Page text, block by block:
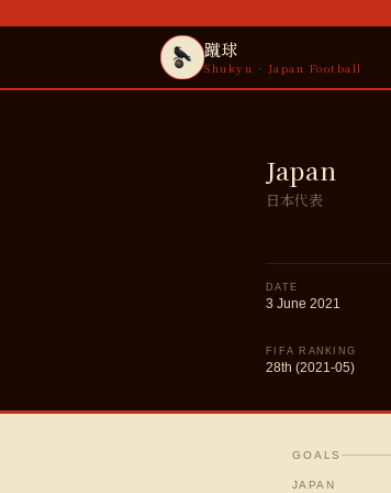
蹴球
Shukyu · Japan Football
Japan
日本代表
DATE
3 June 2021
FIFA RANKING
28th (2021-05)
GOALS
JAPAN